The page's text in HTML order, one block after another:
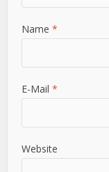
Name*
E-Mail*
Website